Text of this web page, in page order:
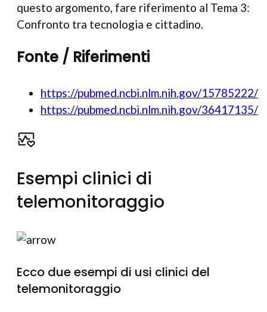
questo argomento, fare riferimento al Tema 3:
Confronto tra tecnologia e cittadino.
Fonte / Riferimenti
https://pubmed.ncbi.nlm.nih.gov/15785222/
https://pubmed.ncbi.nlm.nih.gov/36417135/
Esempi clinici di
telemonitoraggio
Ecco due esempi di usi clinici del
telemonitoraggio